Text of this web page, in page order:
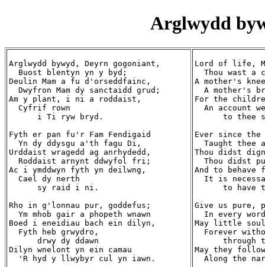
Arglwydd
Arglwydd bywyd, Deyrn gogoniant,
  Buost blentyn yn y byd;
Deulin Mam a fu d'orseddfainc,
  Dwyfron Mam dy sanctaidd grud;
Am y plant, i ni a roddaist,
  Cyfrif rown
      i Ti ryw bryd.
Fyth er pan fu'r Fam Fendigaid
  Yn dy ddysgu a'th fagu Di,
Urddaist wragedd ag anrhydedd,
  Roddaist arnynt ddwyfol fri;
Ac i ymddwyn fyth yn deilwng,
  Cael dy nerth
      sy raid i ni.
Rho in g'lonnau pur, goddefus;
  Ym mhob gair a phopeth wnawn
Boed i eneidiau bach ein dilyn,
  Fyth heb grwydro,
      drwy dy ddawn
Dilyn wnelont yn ein camau
  'R hyd y llwybyr cul yn iawn.
Lord of life,
Thou wast a
A mother's
A mother's
For the
An account
to thee
Ever since the
Taught thee
Thou didst
Thou didst
And to
It is
to have
Give us pure,
In every
May little
Forever
through
May they
Along the